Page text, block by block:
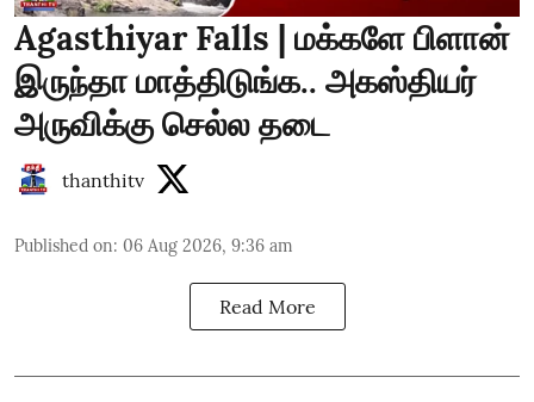
Agasthiyar Falls | மக்களே பிளான்
இருந்தா மாத்திடுங்க.. அகஸ்தியர்
அருவிக்கு செல்ல தடை
thanthitv
Published on: 06 Aug 2026, 9:36 am
Read More